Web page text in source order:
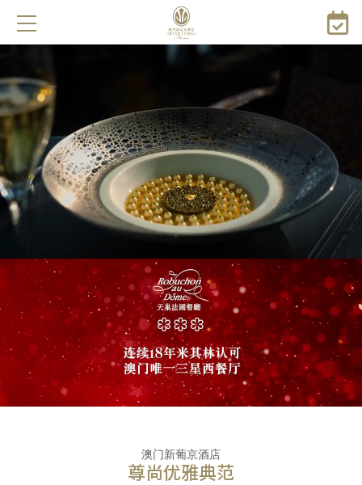
要
内
容
澳门新葡京酒店
尊尚优雅典范